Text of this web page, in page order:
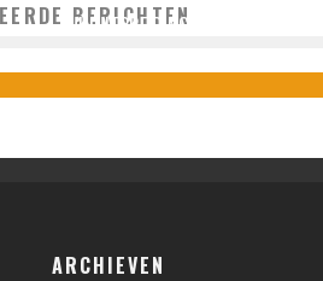
BERICHTEN
TUINUITBREIDING
ARCHIEVEN